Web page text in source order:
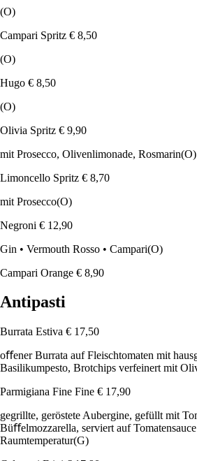
(O)
Campari Spritz € 8,50
(O)
Hugo € 8,50
(O)
Olivia Spritz € 9,90
mit Prosecco, Olivenlimonade, Rosmarin(O)
Limoncello Spritz € 8,70
mit Prosecco(O)
Negroni € 12,90
Gin • Vermouth Rosso • Campari(O)
Campari Orange € 8,90
Antipasti
Burrata Estiva € 17,50
oﬀener Burrata auf Fleischtomaten mit
Basilikumpesto, Brotchips verfeinert mit
Parmigiana Fine Fine € 17,90
gegrillte, geröstete Aubergine, gefüllt mit
Büﬀelmozzarella, serviert auf
Raumtemperatur(G)